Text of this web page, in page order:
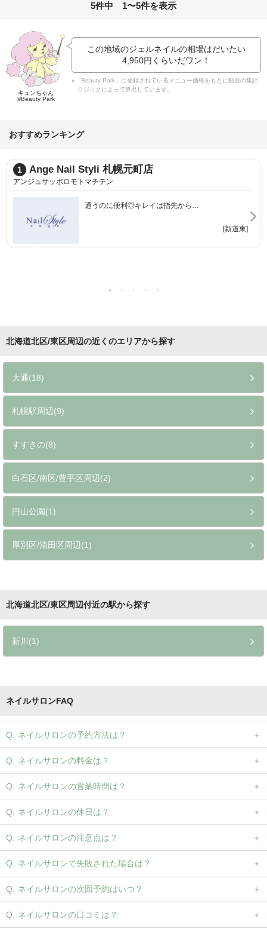
5件中 1〜5件を表示
キュンちゃん
©Beauty Park
この地域のジェルネイルの相場はだいたい
4,950円 くらいだワン！
※「Beauty Park」に登録されているメニュー価格をもとに独自の集計
ロジックによって算出しています。
おすすめランキング
1 Ange Nail Styli 札幌元町店
アンジュサッポロモトマチテン
通うのに便利◎キレイは指先から…
[新道東]
北海道北区/東区周辺の近くのエリアから探す
大通(18)
札幌駅周辺(9)
すすきの(8)
白石区/南区/豊平区周辺(2)
円山公園(1)
厚別区/清田区周辺(1)
北海道北区/東区周辺付近の駅から探す
新川(1)
ネイルサロンFAQ
ネイルサロンの予約方法は？
ネイルサロンの料金は？
ネイルサロンの営業時間は？
ネイルサロンの休日は？
ネイルサロンの注意点は？
ネイルサロンで失敗された場合は？
ネイルサロンの次回予約はいつ？
ネイルサロンの口コミは？